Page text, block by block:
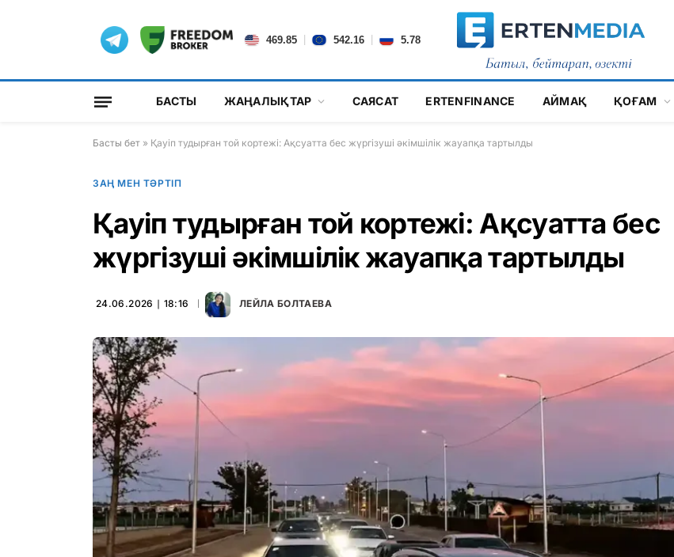
469.85 542.16 5.78
БАСТЫ ЖАҢАЛЫҚТАР САЯСАТ ERTENFINANCE АЙМАҚ ҚОҒАМ
Басты бет » Қауіп тудырған той кортежі: Ақсуатта бес жүргізуші әкімшілік жауапқа тартылды
ЗАҢ МЕН ТӘРТІП
Қауіп тудырған той кортежі: Ақсуатта бес
жүргізуші әкімшілік жауапқа тартылды
24.06.2026 ∣ 18:16 ЛЕЙЛА БОЛТАЕВА